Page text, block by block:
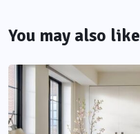
You may also like